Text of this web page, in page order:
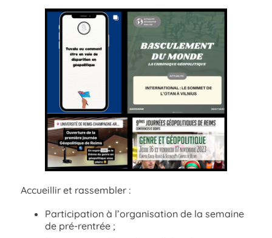
Accueillir et rassembler :
Participation à l’organisation de la semaine
de pré-rentrée ;